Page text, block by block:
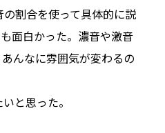
割合を使って具体的に説
面白かった。濃音や激音
んなに雰囲気が変わるの
と思った。